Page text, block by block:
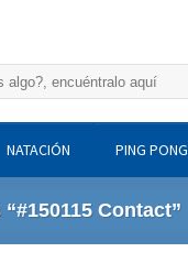
NATACIÓN PING PONG
Contact”